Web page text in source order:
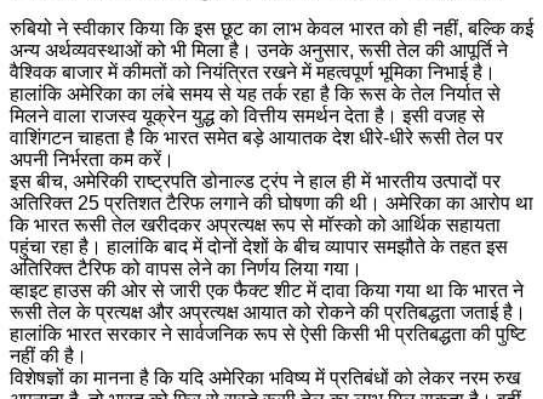
रुबियो ने स्वीकार किया कि इस छूट का लाभ केवल भारत को ही नहीं, बल्कि कई
अन्य अर्थव्यवस्थाओं को भी मिला है। उनके अनुसार, रूसी तेल की आपूर्ति ने
वैश्विक बाजार में कीमतों को नियंत्रित रखने में महत्वपूर्ण भूमिका निभाई है।
हालांकि अमेरिका का लंबे समय से यह तर्क रहा है कि रूस के तेल निर्यात से
मिलने वाला राजस्व यूक्रेन युद्ध को वित्तीय समर्थन देता है। इसी वजह से
वाशिंगटन चाहता है कि भारत समेत बड़े आयातक देश धीरे-धीरे रूसी तेल पर
अपनी निर्भरता कम करें।
इस बीच, अमेरिकी राष्ट्रपति डोनाल्ड ट्रंप ने हाल ही में भारतीय उत्पादों पर
अतिरिक्त 25 प्रतिशत टैरिफ लगाने की घोषणा की थी। अमेरिका का आरोप था
कि भारत रूसी तेल खरीदकर अप्रत्यक्ष रूप से मॉस्को को आर्थिक सहायता
पहुंचा रहा है। हालांकि बाद में दोनों देशों के बीच व्यापार समझौते के तहत इस
अतिरिक्त टैरिफ को वापस लेने का निर्णय लिया गया।
व्हाइट हाउस की ओर से जारी एक फैक्ट शीट में दावा किया गया था कि भारत ने
रूसी तेल के प्रत्यक्ष और अप्रत्यक्ष आयात को रोकने की प्रतिबद्धता जताई है।
हालांकि भारत सरकार ने सार्वजनिक रूप से ऐसी किसी भी प्रतिबद्धता की पुष्टि
नहीं की है।
विशेषज्ञों का मानना है कि यदि अमेरिका भविष्य में प्रतिबंधों को लेकर नरम रुख